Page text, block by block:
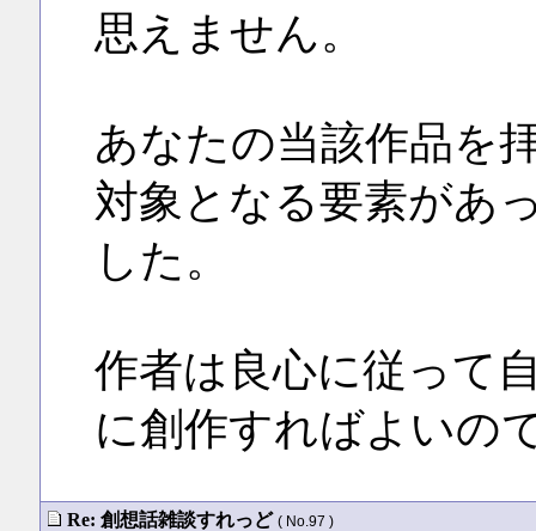
思えません。
あなたの当該作品を
対象となる要素があ
した。
作者は良心に従って
に創作すればよいの
Re: 創想話雑談すれっど ( No.97 )